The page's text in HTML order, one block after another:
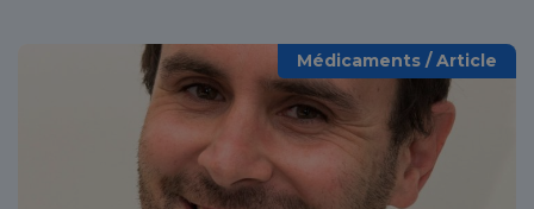
Médicaments / Article